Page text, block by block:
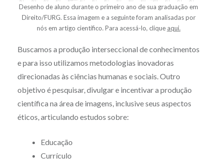
Desenho de aluno durante o primeiro ano de sua graduação em
Direito/FURG. Essa imagem e a seguinte foram analisadas por
nós em artigo científico. Para acessá-lo, clique aqui.
Buscamos a produção interseccional de conhecimentos
e para isso utilizamos metodologias inovadoras
direcionadas às ciências humanas e sociais. Outro
objetivo é pesquisar, divulgar e incentivar a produção
científica na área de imagens, inclusive seus aspectos
éticos, articulando estudos sobre:
Educação
Currículo